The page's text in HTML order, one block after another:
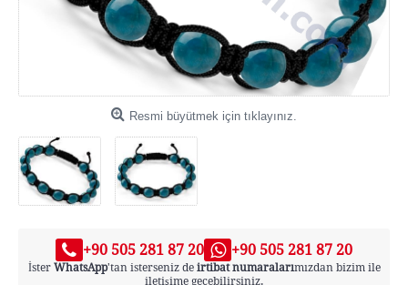
Resmi büyütmek için tıklayınız.
+90 505 281 87 20 +90 505 281 87 20
İster WhatsApp'tan isterseniz de irtibat numaralarımızdan bizim ile
iletişime geçebilirsiniz.